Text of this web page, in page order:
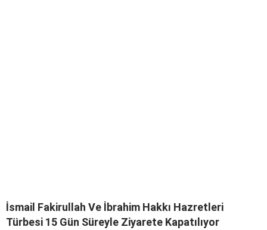
İsmail Fakirullah Ve İbrahim Hakkı Hazretleri
Türbesi 15 Gün Süreyle Ziyarete Kapatılıyor